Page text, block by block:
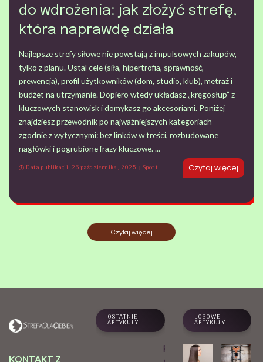
do wdrożenia: jak złożyć strefę,
która naprawdę działa
Najlepsze strefy siłowe nie powstają z impulsowych zakupów,
tylko z planu. Ustal cele (siła, hipertrofia, sprawność,
prewencja), profil użytkowników (dom, studio, klub), metraż i
budżet na utrzymanie. Dopiero wtedy układasz „kręgosłup” z
kluczowych stanowisk i domykasz go akcesoriami. Poniżej
znajdziesz przewodnik po najważniejszych kategoriach —
zgodnie z wytycznymi: bez linków w treści, rozbudowane
nagłówki i pogrubione frazy kluczowe. ...
Data publikacji: 26 października, 2025
Sport Czytaj więcej
Czytaj więcej
KONTAKT Z
OSTATNIE
ARTYKUŁY
Praktyk
LOSOWE
ARTYKUŁY